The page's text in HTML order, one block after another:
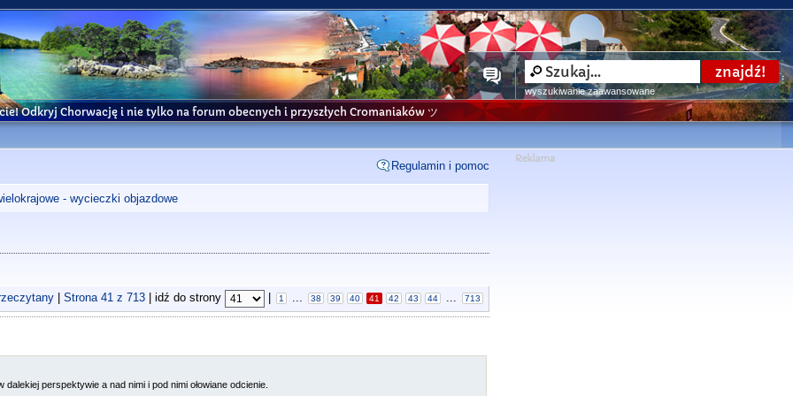
wyszukiwanie zaawansowane
Odkryj Chorwację i nie tylko na forum obecnych i przyszłych Cromaniaków ツ
Regulamin i pomoc
- wycieczki objazdowe
| Strona 41z 713| idź do strony 1 ... 38 39 40 41 42 43 44 ... 713
dalekiej perspektywie a nad nimi i pod nimi ołowiane odcienie.